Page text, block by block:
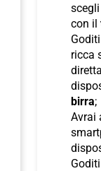
con il
ricca
birra;
Avrai